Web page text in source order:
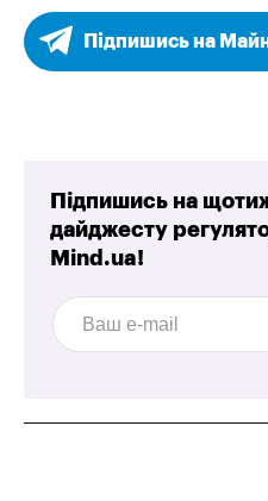
Підпишись на
Підпишись на
дайджесту
Mind.ua!